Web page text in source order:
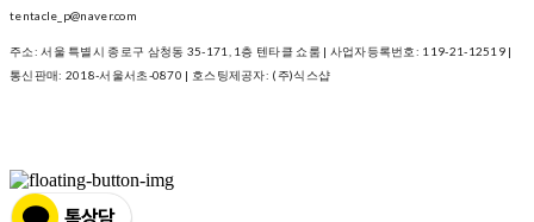
tentacle_p@naver.com
주소: 서울 특별시 종로구 삼청동 35-171, 1층 텐타클 쇼룸 | 사업자등록번호: 119-21-12519 |
통신판매: 2018-서울서초-0870 | 호스팅제공자: (주)식스샵